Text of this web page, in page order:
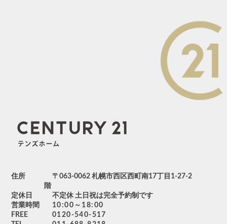
住所
〒063-0062 札幌市西区西町南17丁目1-27-2
階
定休日
不定休 土日祝は完全予約制です
営業時間
10:00～18:00
FREE
0120-540-517